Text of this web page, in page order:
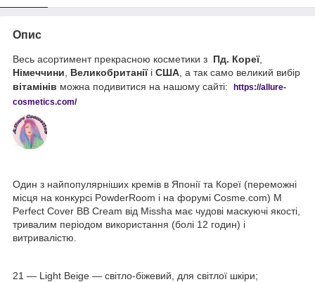
Опис
Весь асортимент прекрасною косметики з Пд. Кореї,
Німеччини
Великобританіїі США , а так само великий вибір
вітамінів можна подивитися на нашому сайті: https://allure-
cosmetics.com/
Один з найпопулярніших кремів в Японії та Кореї (переможні
місця на конкурсі PowderRoom і на форумі Cosme.com) M
Perfect Cover BB Cream від Missha має чудові маскуючі якості,
тривалим періодом використання (болі 12 годин) і
витривалістю.
21 — Light Beige — світло-біжевий, для світлої шкіри;